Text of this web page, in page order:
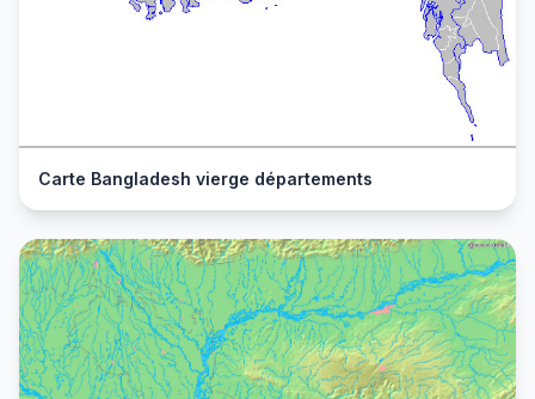
Carte Bangladesh vierge départements